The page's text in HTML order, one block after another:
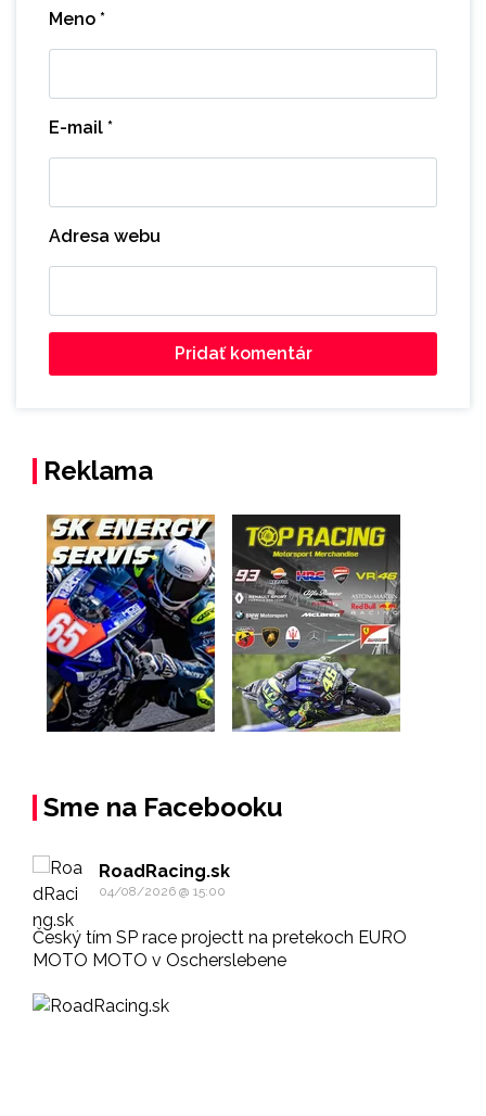
Meno *
E-mail *
Adresa webu
Reklama
Sme na Facebooku
RoadRacing.sk
04/08/2026 @ 15:00
Český tím SP race projectt na pretekoch EURO
MOTO MOTO v Oscherslebene